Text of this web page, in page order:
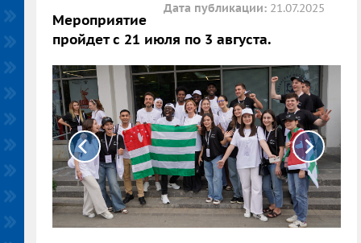
Дата публикации: 21.07.2025
Мероприятие
пройдет с 21 июля по 3 августа.